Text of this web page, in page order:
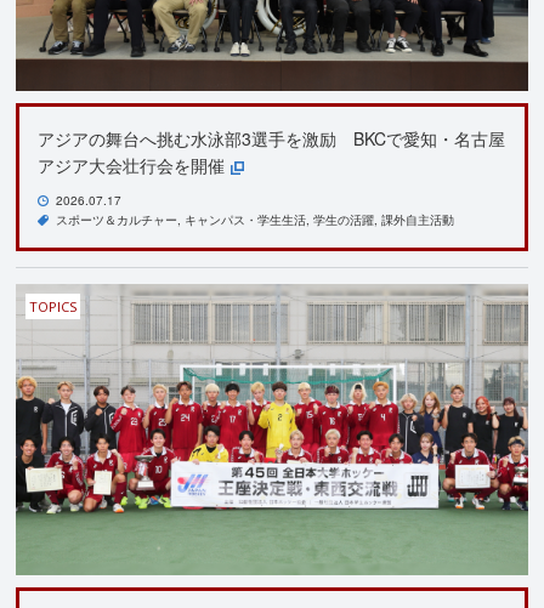
アジアの舞台へ挑む水泳部3選手を激励 BKCで愛知・名古屋
アジア大会壮行会を開催
2026.07.17
スポーツ＆カルチャー キャンパス・学生生活 学生の活躍 課外自主活動
TOPICS